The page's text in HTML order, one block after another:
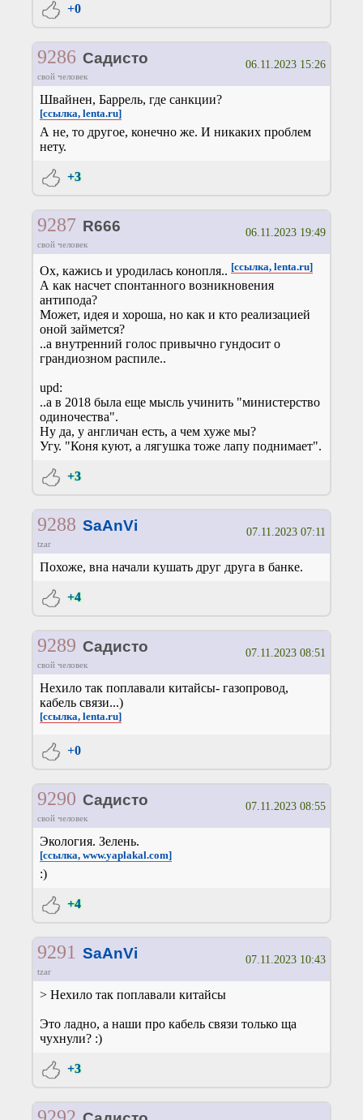
+0
9286 Садисто
свой человек
06.11.2023 15:26
Швайнен, Баррель, где санкции?
[ссылка, lenta.ru]
А не, то другое, конечно же. И никаких проблем
нету.
+3
9287 R666
свой человек
06.11.2023 19:49
Ох, кажись и уродилась конопля.. [ссылка, lenta.ru]
А как насчет спонтанного возникновения
антипода?
Может, идея и хороша, но как и кто реализацией
оной займется?
..а внутренний голос привычно гундосит о
грандиозном распиле..
upd:
..а в 2018 была еще мысль учинить "министерство
одиночества".
Ну да, у англичан есть, а чем хуже мы?
Угу. "Коня куют, а лягушка тоже лапу поднимает".
+3
9288 SaAnVi
tzar
07.11.2023 07:11
Похоже, вна начали кушать друг друга в банке.
+4
9289 Садисто
свой человек
07.11.2023 08:51
Нехило так поплавали китайсы- газопровод,
кабель связи...)
[ссылка, lenta.ru]
+0
9290 Садисто
свой человек
07.11.2023 08:55
Экология. Зелень.
[ссылка, www.yaplakal.com]
:)
+4
9291 SaAnVi
tzar
07.11.2023 10:43
> Нехило так поплавали китайсы
Это ладно, а наши про кабель связи только ща
чухнули? :)
+3